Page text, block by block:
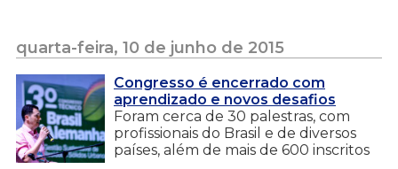
quarta-feira, 10 de junho de 2015
Congresso é encerrado com
aprendizado e novos desafios
Foram cerca de 30 palestras, com
profissionais do Brasil e de diversos
países, além de mais de 600 inscritos